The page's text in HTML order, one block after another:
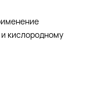
кислородному